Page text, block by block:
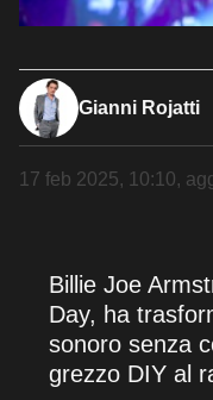
Gianni Rojatti
17 feb 2025, 10:10,
Billie Joe
Day, ha
sonoro senza
grezzo DIY al